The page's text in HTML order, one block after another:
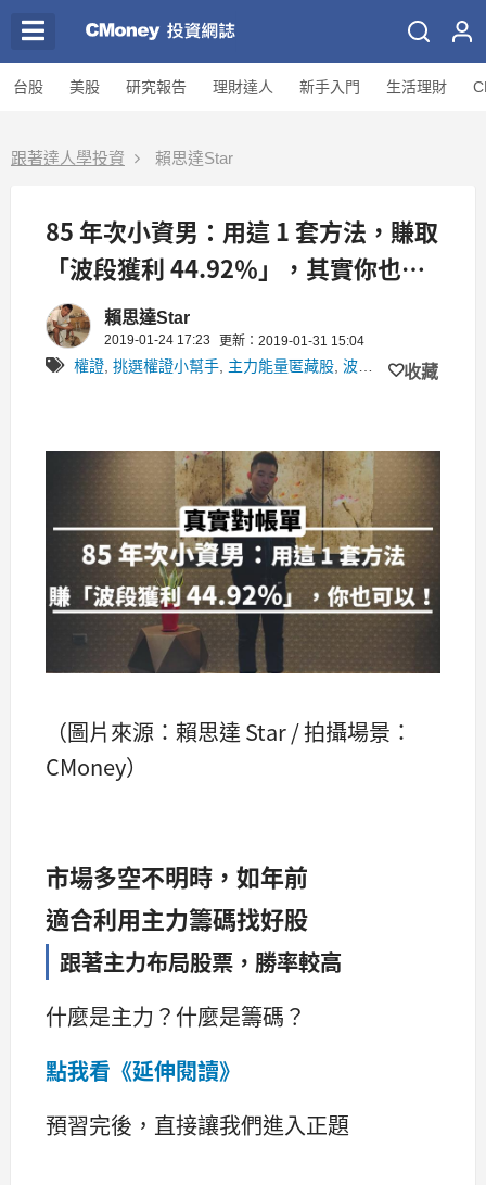
台股 美股 研究報告 理財達人 新手入門 生活理財
跟著達人學投資 賴思達Star
85 年次小資男：用這 1 套方法，賺取
「波段獲利 44.92％」，其實你也可
以！(附真實對帳單)
賴思達Star
2019-01-24 17:23 更新：2019-01-31 15:04
權證 挑選權證小幫手 主力能量匿藏股 波段操作 ,思達的權
收藏
（圖片來源：賴思達 Star / 拍攝場景：
CMoney）
市場多空不明時，如年前
適合利用主力籌碼找好股
跟著主力布局股票，勝率較高
什麼是主力？什麼是籌碼？
點我看《延伸閱讀》
預習完後，直接讓我們進入正題